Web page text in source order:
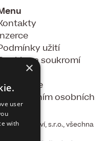
užití
a soukromí
se
zpracováním osobních
s.r.o., všechna
×
user
with